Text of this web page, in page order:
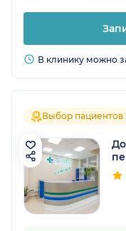
В клинику можно
Выбор пациентов